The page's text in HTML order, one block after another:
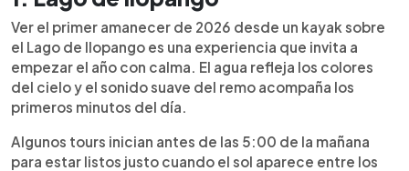
Ver el primer amanecer de 2026 desde un kayak sobre
el Lago de Ilopango es una experiencia que invita a
empezar el año con calma. El agua refleja los colores
del cielo y el sonido suave del remo acompaña los
primeros minutos del día.
Algunos tours inician antes de las 5:00 de la mañana
para estar listos justo cuando el sol aparece entre los